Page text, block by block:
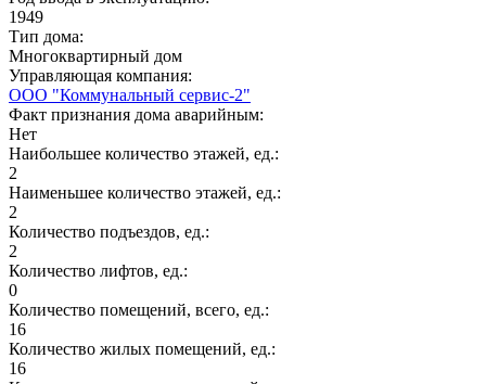
1949
Тип дома:
Многоквартирный дом
Управляющая компания:
ООО "Коммунальный сервис-2"
Факт признания дома аварийным:
Нет
Наибольшее количество этажей, ед.:
2
Наименьшее количество этажей, ед.:
2
Количество подъездов, ед.:
2
Количество лифтов, ед.:
0
Количество помещений, всего, ед.:
16
Количество жилых помещений, ед.:
16